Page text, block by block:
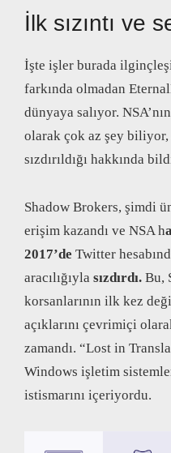
İlk sızıntı ve
İşte işler burada
farkında olmadan
dünyaya salıyor.
olarak çok az şey biliyor,
sızdırıldığı hakkında
Shadow Brokers, şimdi
erişim kazandı ve NSA h
2017’de Twitter
aracılığıyla sızdırdı. Bu,
korsanlarının ilk kez
açıklarını çevrimiçi
zamandı. “Lost in
Windows işletim
istismarını içeriyordu.